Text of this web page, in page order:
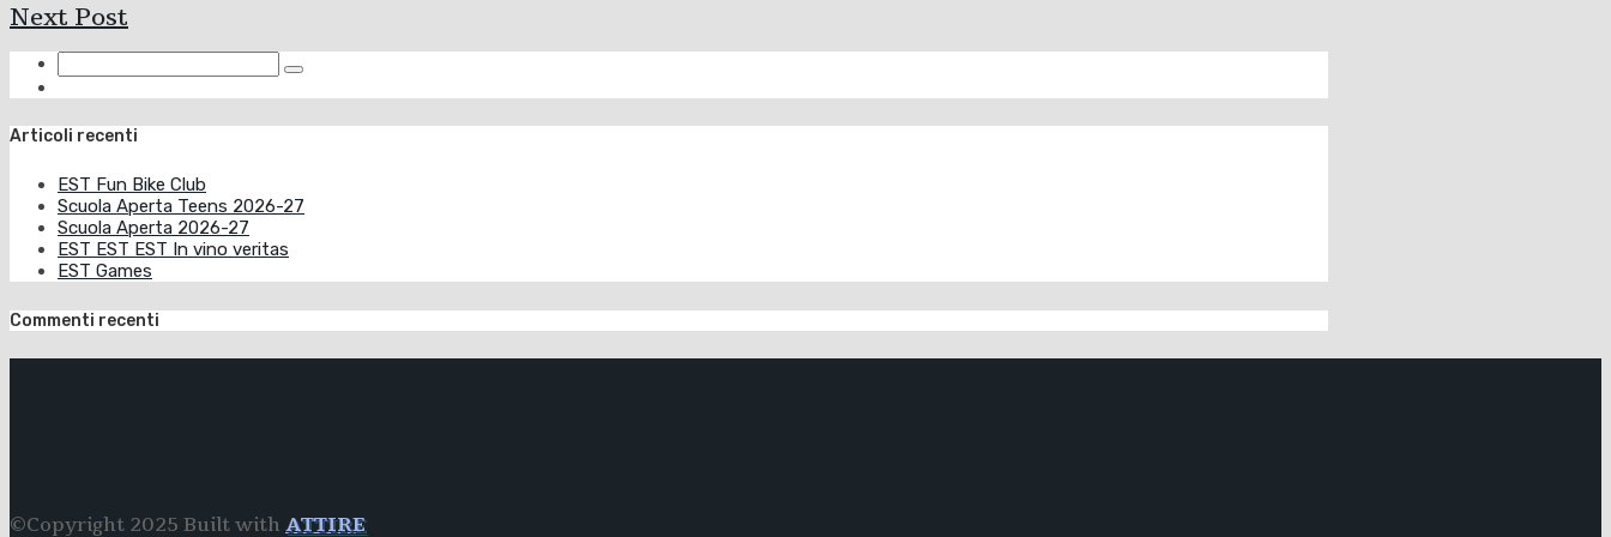
Next Post
Articoli recenti
EST Fun Bike Club
Scuola Aperta Teens 2026-27
Scuola Aperta 2026-27
EST EST EST In vino veritas
EST Games
Commenti recenti
©Copyright 2025 Built with ATTIRE